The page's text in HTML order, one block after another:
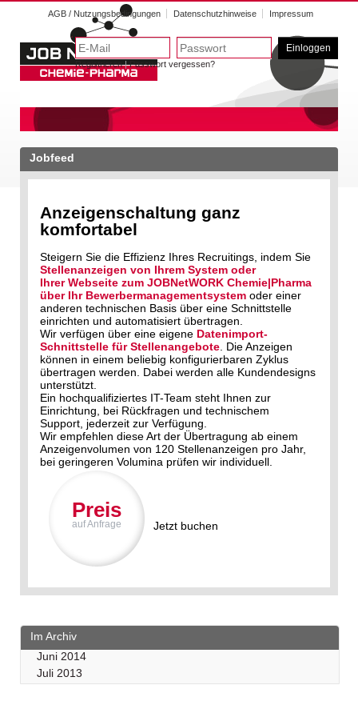
AGB / Nutzungsbedingungen Datenschutzhinweise Impressum
Einloggen
Registrieren|Passwort vergessen?
Jobfeed
Anzeigenschaltung ganz
komfortabel
Steigern Sie die Effizienz Ihres Recruitings, indem Sie
Stellenanzeigen von Ihrem System oder
Ihrer Webseite zum JOBNetWORK Chemie|Pharma
über Ihr Bewerbermanagementsystem oder einer
anderen technischen Basis über eine Schnittstelle
einrichten und automatisiert übertragen.
Wir verfügen über eine eigene Datenimport-
Schnittstelle für Stellenangebote . Die Anzeigen
können in einem beliebig konfigurierbaren Zyklus
übertragen werden. Dabei werden alle Kundendesigns
unterstützt.
Ein hochqualifiziertes IT-Team steht Ihnen zur
Einrichtung, bei Rückfragen und technischem
Support, jederzeit zur Verfügung.
Wir empfehlen diese Art der Übertragung ab einem
Anzeigenvolumen von 120 Stellenanzeigen pro Jahr,
bei geringeren Volumina prüfen wir individuell.
Preis
auf Anfrage Jetzt buchen
Im Archiv
Juni 2014
Juli 2013